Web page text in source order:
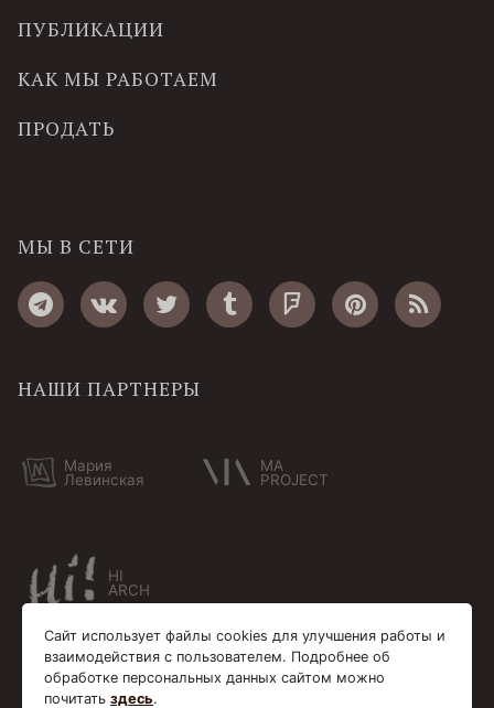
ПУБЛИКАЦИИ
КАК МЫ РАБОТАЕМ
ПРОДАТЬ
МЫ В СЕТИ
НАШИ ПАРТНЕРЫ
Мария
Левинская
MA
PROJECT
HI
ARCH
Сайт использует файлы cookies для улучшения работы и
взаимодействия с пользователем. Подробнее об
обработке персональных данных сайтом можно
почитать здесь.